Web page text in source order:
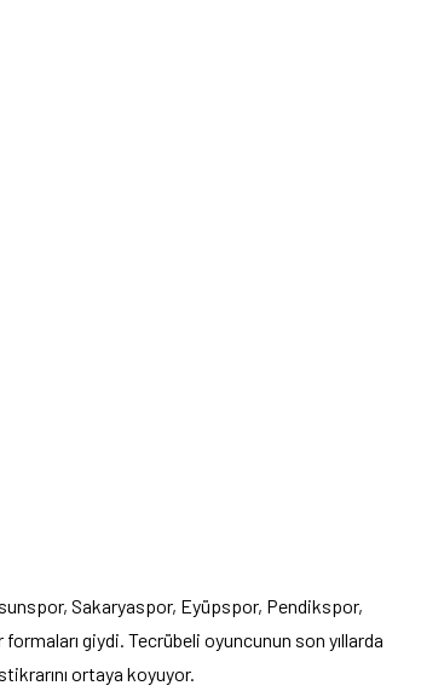
Sakaryaspor, Eyüpspor, Pendikspor,
giydi. Tecrübeli oyuncunun son yıllarda
ortaya koyuyor.